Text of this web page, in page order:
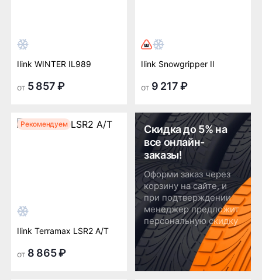
Ilink WINTER IL989
от 5 857 ₽
Ilink Snowgripper II
от 9 217 ₽
Рекомендуем
Ilink Terramax LSR2 A/T
от 8 865 ₽
Скидка до 5% на
все онлайн-
заказы!
Оформи заказ через
корзину на сайте, и
при подтверждении
менеджер предложит
персональную скидку